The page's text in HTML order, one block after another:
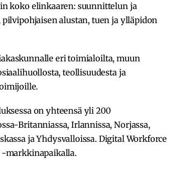
koko elinkaaren: suunnittelun ja
alustan, tuen ja ylläpidon
eri toimialoilta, muun
teollisuudesta ja
on yhteensä yli 200
Britanniassa, Irlannissa, Norjassa,
ja Yhdysvalloissa. Digital Workforce
-markkinapaikalla.